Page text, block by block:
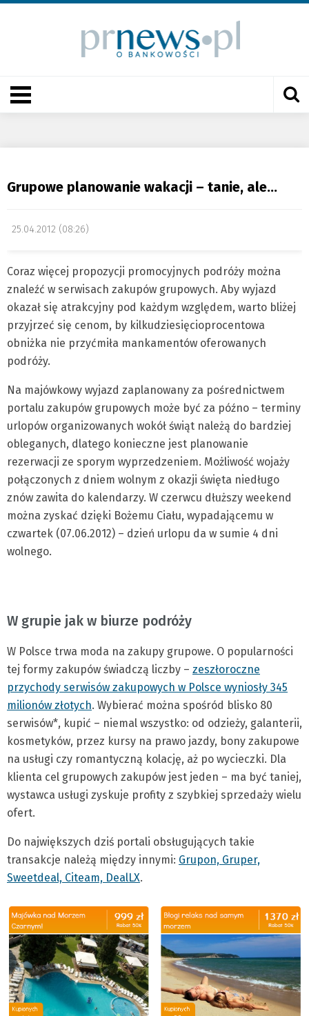
Grupowe planowanie wakacji – tanie, ale…
25.04.2012 (08:26)
Coraz więcej propozycji promocyjnych podróży można
znaleźć w serwisach zakupów grupowych. Aby wyjazd
okazał się atrakcyjny pod każdym względem, warto bliżej
przyjrzeć się cenom, by kilkudziesięcioprocentowa
obniżka nie przyćmiła mankamentów oferowanych
podróży.
Na majówkowy wyjazd zaplanowany za pośrednictwem
portalu zakupów grupowych może być za późno – terminy
urlopów organizowanych wokół świąt należą do bardziej
obleganych, dlatego konieczne jest planowanie
rezerwacji ze sporym wyprzedzeniem. Możliwość wojaży
połączonych z dniem wolnym z okazji święta niedługo
znów zawita do kalendarzy. W czerwcu dłuższy weekend
można zyskać dzięki Bożemu Ciału, wypadającemu w
czwartek (07.06.2012) – dzień urlopu da w sumie 4 dni
wolnego.
W grupie jak w biurze podróży
W Polsce trwa moda na zakupy grupowe. O popularności
tej formy zakupów świadczą liczby – zeszłoroczne
przychody serwisów zakupowych w Polsce wyniosły 345
milionów złotych. Wybierać można spośród blisko 80
serwisów*, kupić – niemal wszystko: od odzieży, galanterii,
kosmetyków, przez kursy na prawo jazdy, bony zakupowe
na usługi czy romantyczną kolację, aż po wycieczki. Dla
klienta cel grupowych zakupów jest jeden – ma być taniej,
wystawca usługi zyskuje profity z szybkiej sprzedaży wielu
ofert.
Do największych dziś portali obsługujących takie
transakcje należą między innymi: Grupon, Gruper,
Sweetdeal, Citeam, DealLX.